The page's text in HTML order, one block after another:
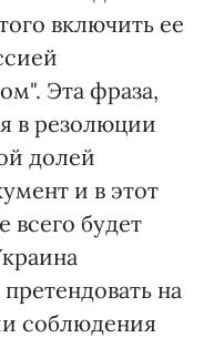
включить ее
Эта фраза,
в резолюции
долей
и в этот
всего будет
на
соблюдения